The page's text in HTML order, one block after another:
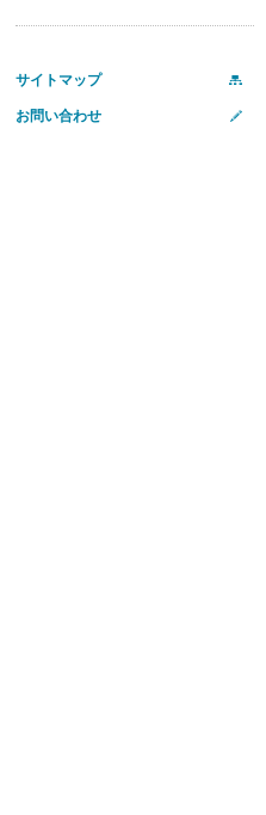
サイトマップ
お問い合わせ